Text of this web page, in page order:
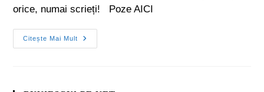
orice, numai scrieți! Poze AICI
Citește Mai Mult